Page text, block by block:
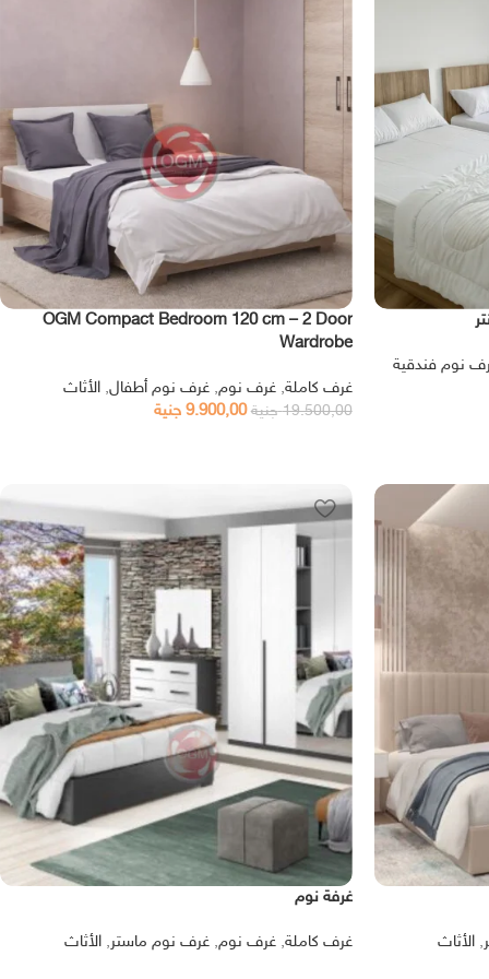
نوم فندقية
OGM Compact Bedroom 120 cm – 2 Door
Wardrobe
غرف كاملة, غرف نوم, غرف نوم أطفال, الأثاث
19.500,00 جنية 9.900,00 جنية
, الأثاث
غرفة نوم
غرف كاملة, غرف نوم, غرف نوم ماستر, الأثاث